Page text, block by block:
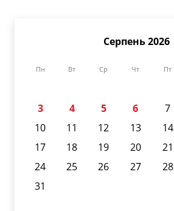
Серпень 2026
Пн Вт Ср Чт Пт
3
4 5 6 7
10
11 12 13 14
17
18 19 20 21
24
25 26 27 28
31